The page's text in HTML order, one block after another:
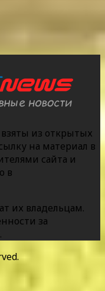
из открытых
на материал в
сайта и
в
их владельцам.
за